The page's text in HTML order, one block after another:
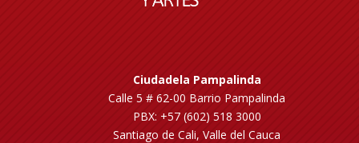
Ciudadela Pampalinda
Calle 5 # 62-00 Barrio Pampalinda
PBX: +57 (602) 518 3000
Santiago de Cali, Valle del Cauca